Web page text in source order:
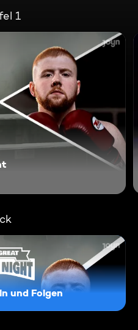
1
und Folgen